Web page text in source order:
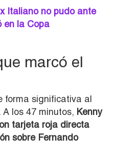
Italiano no pudo ante
en la Copa
marcó el
forma significativa al
los 47 minutos, Kenny
tarjeta roja directa
sobre Fernando